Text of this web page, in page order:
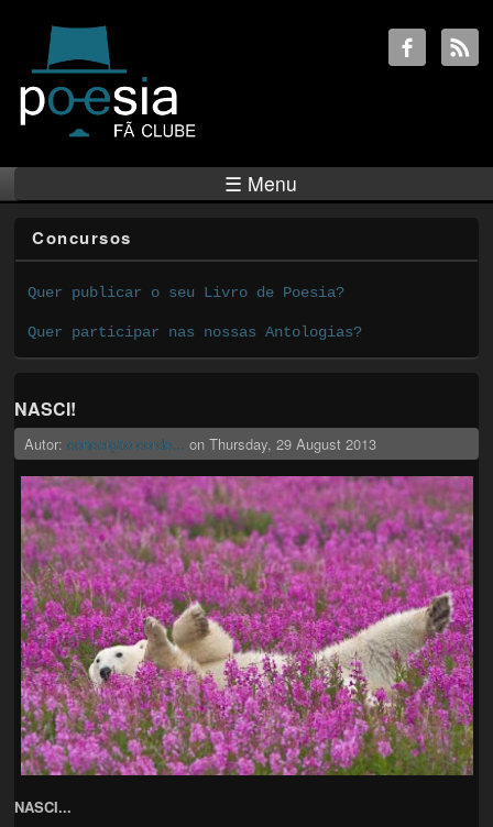
☰ Menu
Concursos
Quer publicar o seu Livro de Poesia?
Quer participar nas nossas Antologias?
NASCI!
Autor:conceição corde... onThursday, 29 August 2013
NASCI...